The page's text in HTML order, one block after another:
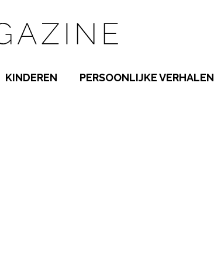
KINDEREN PERSOONLIJKE VERHALEN